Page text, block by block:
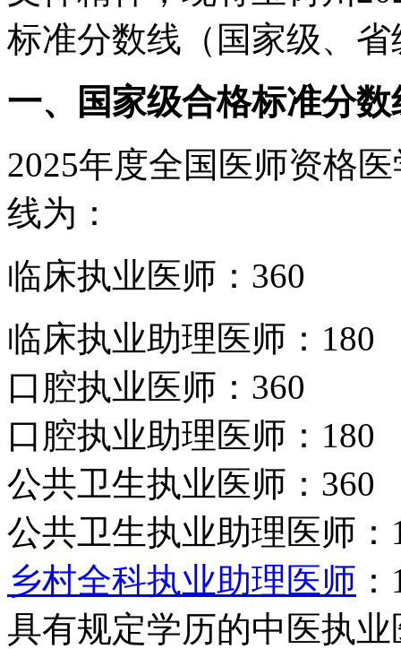
标准分数线（国家级、
一、国家级合格标准分数
2025年度全国医师资格
线为：
临床执业医师：360
临床执业助理医师：180
口腔执业医师：360
口腔执业助理医师：180
公共卫生执业医师：360
公共卫生执业助理医师
乡村全科执业助理医师
具有规定学历的中医执